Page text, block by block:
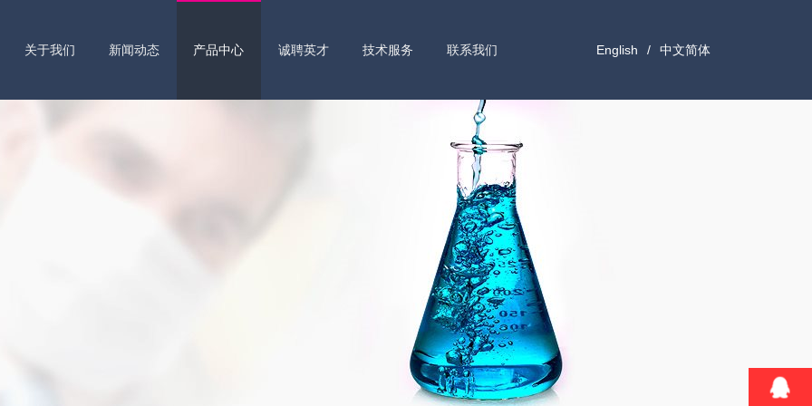
关于我们 新闻动态 产品中心 诚聘英才 技术服务 联系我们 English / 中文简体